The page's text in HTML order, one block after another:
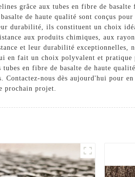
grâce aux tubes en fibre de
de haute qualité sont conçus
durabilité, ils constituent un choix
aux produits chimiques, aux
et leur durabilité exceptionnelles,
en fait un choix polyvalent et
en fibre de basalte de haute
Contactez-nous dès aujourd'hui pour
prochain projet.